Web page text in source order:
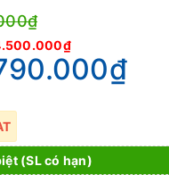
(SL có hạn)